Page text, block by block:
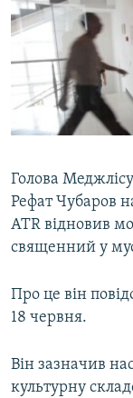
ДЕПОРТАЦІЯ
ВІДЕОУРОКИ
СВІДЧЕННЯ
УКРАЇНСЬКА
ЯК ОБІЙТИ
Русский
Qırımtatar
Усі сайти
Голова
Рефат Чубаров
ATR відновив
священний у
Про це він
18 червня.
Він зазначив
культурну